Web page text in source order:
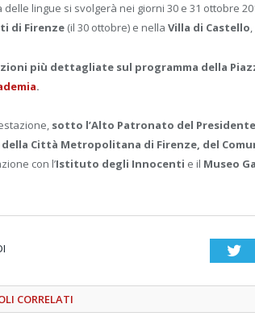
delle lingue si svolgerà nei giorni 30 e 31 ottobre
di Firenze (il 30 ottobre) e nella Villa di Castello
più dettagliate sul programma della
.
sotto l’Alto Patronato del
della Città Metropolitana di Firenze, del
con l’Istituto degli Innocenti e il Museo
CORRELATI